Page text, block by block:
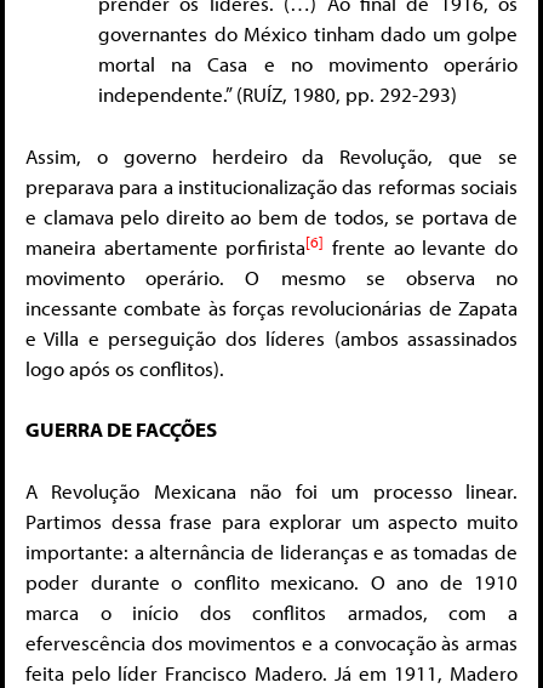
governantes do México tinham dado um golpe
mortal na Casa e no movimento operário
independente.” (RUÍZ, 1980, pp. 292-293)
Assim, o governo herdeiro da Revolução, que se
preparava para a institucionalização das reformas sociais
e clamava pelo direito ao bem de todos, se portava de
maneira abertamente porfirista[6] frente ao levante do
movimento operário. O mesmo se observa no
incessante combate às forças revolucionárias de Zapata
e Villa e perseguição dos líderes (ambos assassinados
logo após os conflitos).
GUERRA DE FACÇÕES
A Revolução Mexicana não foi um processo linear.
Partimos dessa frase para explorar um aspecto muito
importante: a alternância de lideranças e as tomadas de
poder durante o conflito mexicano. O ano de 1910
marca o início dos conflitos armados, com a
efervescência dos movimentos e a convocação às armas
feita pelo líder Francisco Madero. Já em 1911, Madero